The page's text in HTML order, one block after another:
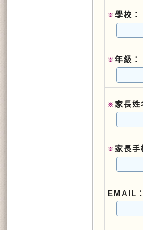
※ 學校：
※ 年級：
※ 家長姓
※ 家長手
EMAIL：